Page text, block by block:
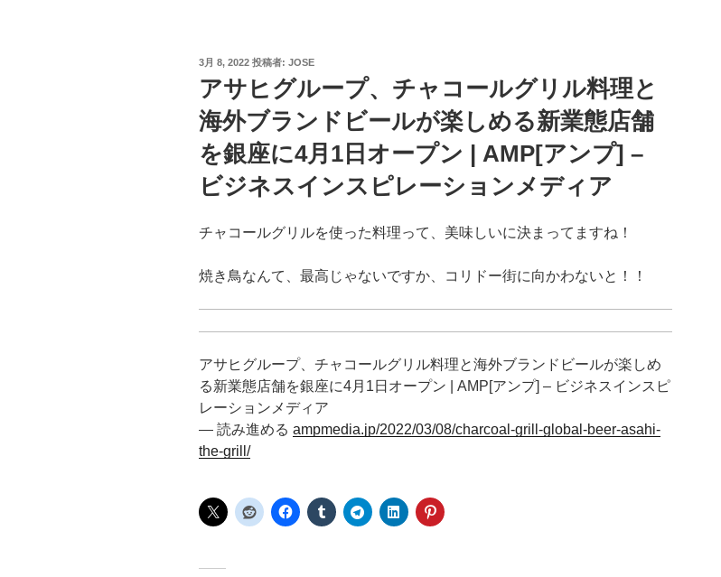
投
日:
3月 8, 2022 投稿者: JOSE
アサヒグループ、チャコールグリル料理と
海外ブランドビールが楽しめる新業態店舗
を銀座に4月1日オープン | AMP[アンプ] –
ビジネスインスピレーションメディア
チャコールグリルを使った料理って、美味しいに決まってますね！
焼き鳥なんて、最高じゃないですか、コリドー街に向かわないと！！
アサヒグループ、チャコールグリル料理と海外ブランドビールが楽しめ
る新業態店舗を銀座に4月1日オープン | AMP[アンプ] – ビジネスインスピ
レーションメディア
— 読み進める ampmedia.jp/2022/03/08/charcoal-grill-global-beer-asahi-
the-grill/